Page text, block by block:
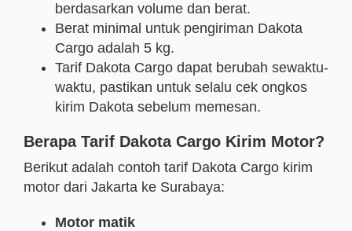
berdasarkan volume dan berat.
Berat minimal untuk pengiriman Dakota
Cargo adalah 5 kg.
Tarif Dakota Cargo dapat berubah sewaktu-
waktu, pastikan untuk selalu cek ongkos
kirim Dakota sebelum memesan.
Berapa Tarif Dakota Cargo Kirim Motor?
Berikut adalah contoh tarif Dakota Cargo kirim
motor dari Jakarta ke Surabaya:
Motor matik